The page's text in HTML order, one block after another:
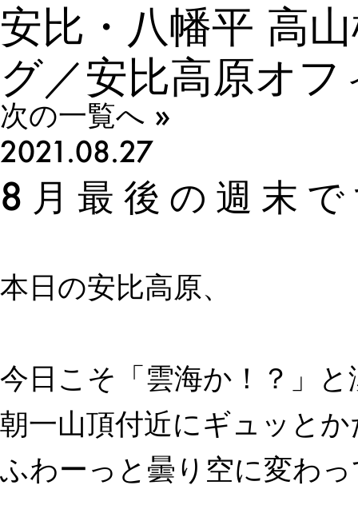
安比・八幡平 高
グ／安比高原オ
次の一覧へ »
2021.08.27
8月最後の週末
本日の安比高原、
今日こそ「雲海か！？」
朝一山頂付近にギュッと
ふわーっと曇り空に変わ